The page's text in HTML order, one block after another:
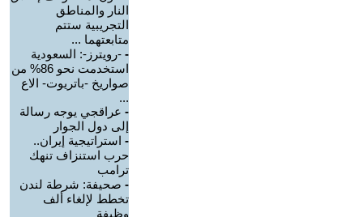
النار والمناطق
التجريبية ستتم
متابعتهما ...
- -رويترز-: السعودية
استخدمت نحو 86% من
صواريخ -باتريوت- الاع
...
- عراقجي يوجه رسالة
إلى دول الجوار
- استراتيجية إيران..
حرب استنزاف تنهك
ترامب
- صحيفة: شرطة لندن
تخطط لإلغاء ألف
وظيفة